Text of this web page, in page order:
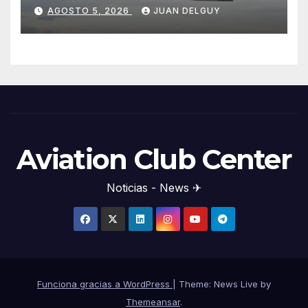
AGOSTO 5, 2026 JUAN DELGUY
Aviation Club Center
Noticias - News ✈
Funciona gracias a WordPress
Theme: News Live by
Themeansar.